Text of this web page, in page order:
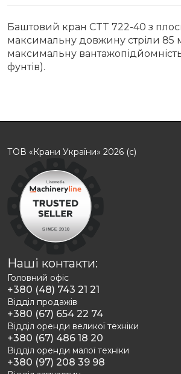
Баштовий кран CTT 722-40 з
максимальну довжину стріли 85 м
максимальну
фунтів).
ТОВ «Крани України» 2026 (с)
Наші контакти:
Головний офіс
+380 (48) 743 21 21
Відділ продажів
+380 (67) 654 22 74
Відділ оренди великої техніки
+380 (67) 486 18 20
Відділ оренди малої техніки
+380 (97) 208 39 98